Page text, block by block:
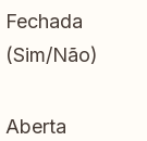
Fechada
(Sim/Não)
Aberta